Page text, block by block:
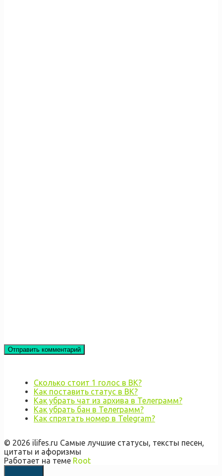
Сколько стоит 1 голос в ВК?
Как поставить статус в ВК?
Как убрать чат из архива в Телеграмм?
Как убрать бан в Телеграмм?
Как спрятать номер в Telegram?
© 2026 ilifes.ru Самые лучшие статусы, тексты песен,
цитаты и афоризмы
Работает на теме Root